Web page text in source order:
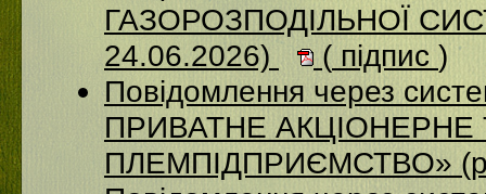
ГАЗОРОЗПОДІЛЬНОЇ
24.06.2026)
( підпис )
Повідомлення через
ПРИВАТНЕ АКЦІОНЕРНЕ
ПЛЕМПІДПРИЄМСТВО»